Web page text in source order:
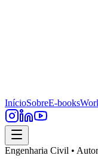
InícioSobreE-books
Engenharia Civil •